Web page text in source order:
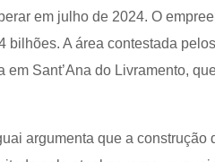
em julho de 2024. O
bilhões. A área contestada pelos
Sant’Ana do Livramento,
argumenta que a construção